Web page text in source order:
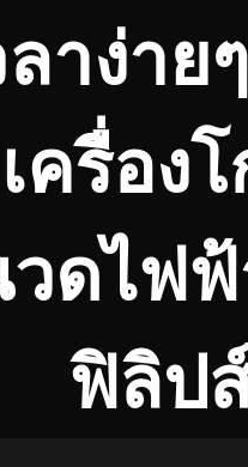
ลาง่าย
เครื่อง
ดไฟ
ฟิลิป